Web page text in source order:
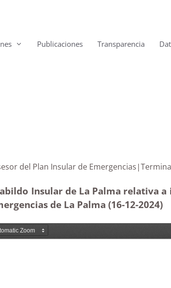
Publicaciones Transparencia
Asesor del Plan Insular de
Insular de La Palma relativa
de La Palma (16-12-2024)